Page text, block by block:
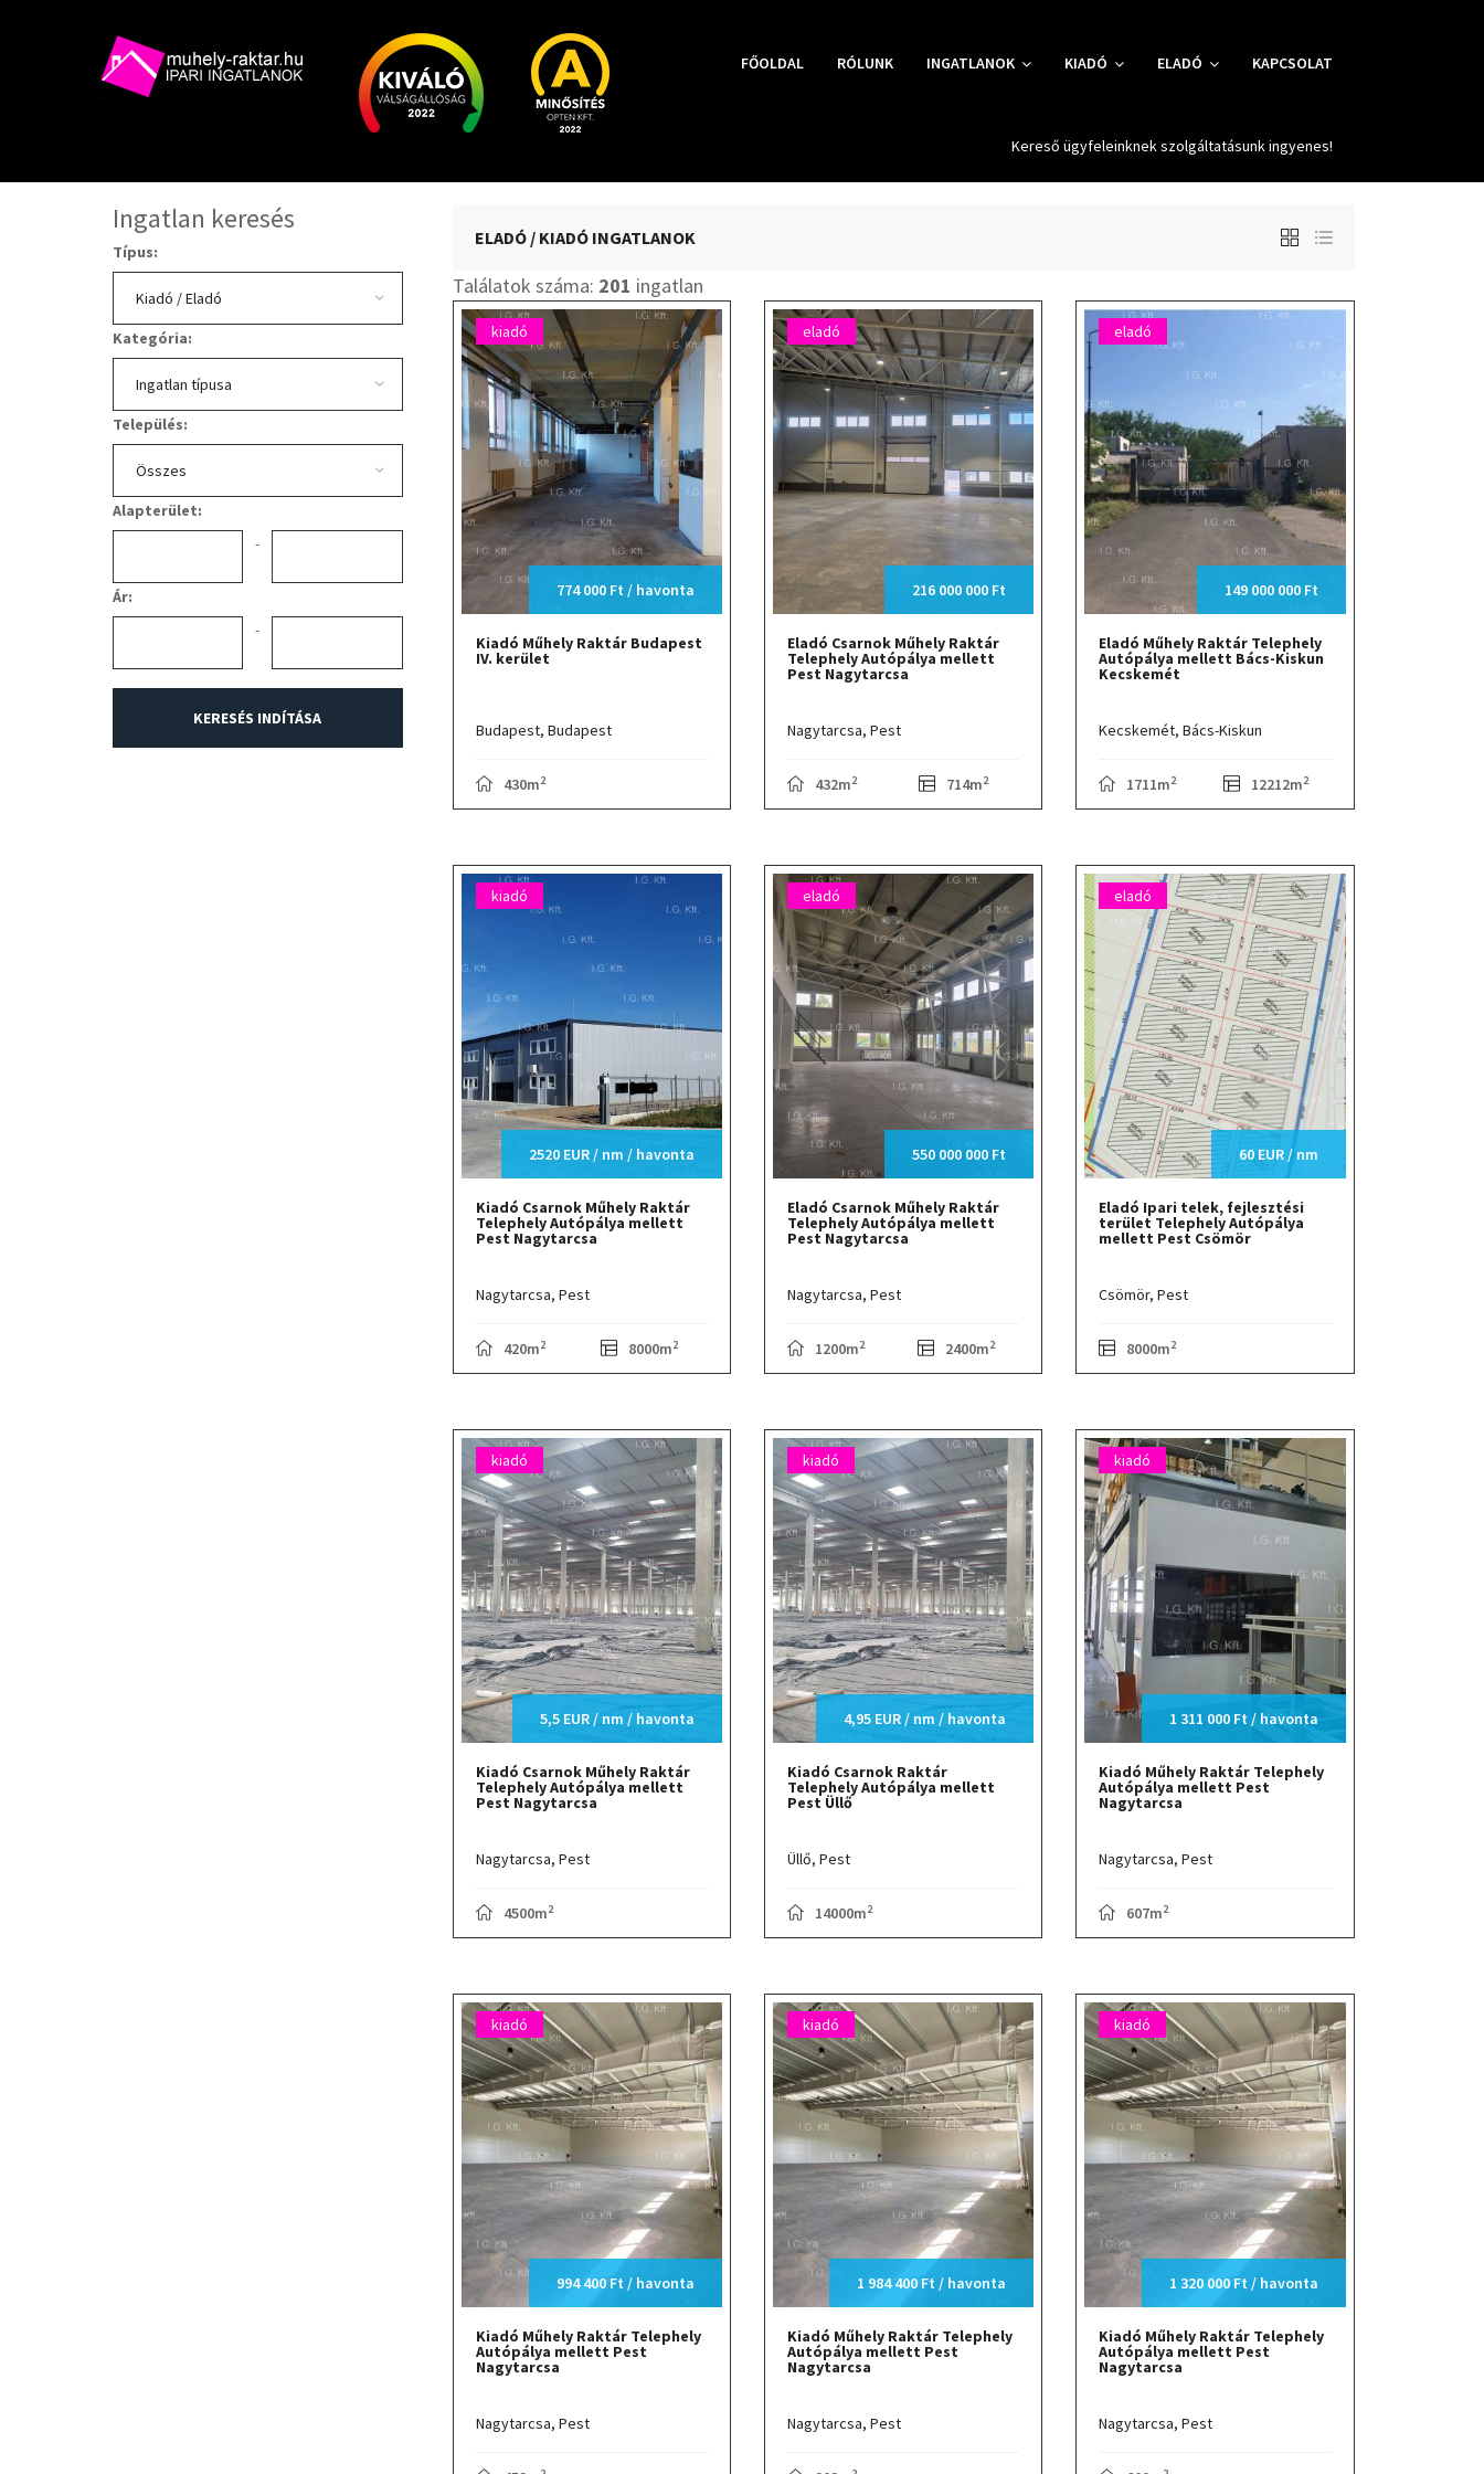
FŐOLDAL RÓLUNK INGATLANOK KIADÓ ELADÓ KAPCSOLAT
Kereső ügyfeleinknek szolgáltatásunk ingyenes!
Ingatlan keresés
Típus:
Kategória:
Település:
Alapterület:
-
Ár:
-
ELADÓ / KIADÓ INGATLANOK
Találatok száma: 201 ingatlan
kiadó
774 000 Ft / havonta
Kiadó Műhely Raktár Budapest
IV. kerület
Budapest, Budapest
430m2
eladó
216 000 000 Ft
Eladó Csarnok Műhely Raktár
Telephely Autópálya mellett
Pest Nagytarcsa
Nagytarcsa, Pest
432m2 714m2
eladó
149 000 000 Ft
Eladó Műhely Raktár Telephely
Autópálya mellett Bács-Kiskun
Kecskemét
Kecskemét, Bács-Kiskun
1711m2 12212m2
kiadó
2520 EUR / nm / havonta
Kiadó Csarnok Műhely Raktár
Telephely Autópálya mellett
Pest Nagytarcsa
Nagytarcsa, Pest
420m2 8000m2
eladó
550 000 000 Ft
Eladó Csarnok Műhely Raktár
Telephely Autópálya mellett
Pest Nagytarcsa
Nagytarcsa, Pest
1200m2 2400m2
eladó
60 EUR / nm
Eladó Ipari telek, fejlesztési
terület Telephely Autópálya
mellett Pest Csömör
Csömör, Pest
8000m2
kiadó
5,5 EUR / nm / havonta
Kiadó Csarnok Műhely Raktár
Telephely Autópálya mellett
Pest Nagytarcsa
Nagytarcsa, Pest
4500m2
kiadó
4,95 EUR / nm / havonta
Kiadó Csarnok Raktár
Telephely Autópálya mellett
Pest Üllő
Üllő, Pest
14000m2
kiadó
1 311 000 Ft / havonta
Kiadó Műhely Raktár Telephely
Autópálya mellett Pest
Nagytarcsa
Nagytarcsa, Pest
607m2
kiadó
994 400 Ft / havonta
Kiadó Műhely Raktár Telephely
Autópálya mellett Pest
Nagytarcsa
Nagytarcsa, Pest
kiadó
1 984 400 Ft / havonta
Kiadó Műhely Raktár Telephely
Autópálya mellett Pest
Nagytarcsa
Nagytarcsa, Pest
kiadó
1 320 000 Ft / havonta
Kiadó Műhely Raktár Telephely
Autópálya mellett Pest
Nagytarcsa
Nagytarcsa, Pest